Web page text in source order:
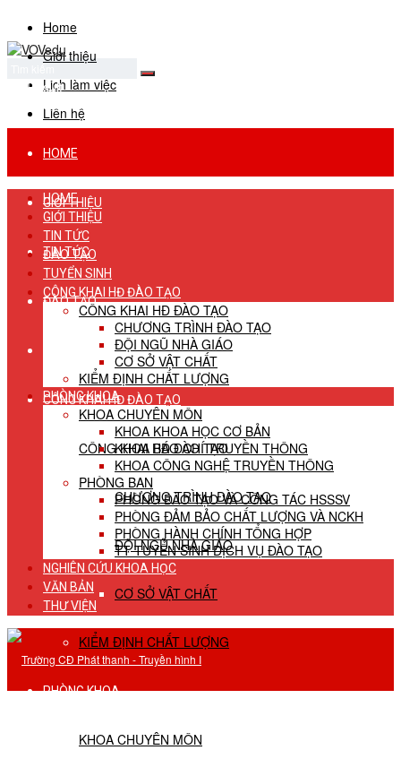
Home
Giới thiệu
Lịch làm việc
Liên hệ
No Result
View All Result
HOME
GIỚI THIỆU
TIN TỨC
ĐÀO TẠO
TUYỂN SINH
CÔNG KHAI HĐ ĐÀO TẠO
CÔNG KHAI HĐ ĐÀO TẠO
CHƯƠNG TRÌNH ĐÀO TẠO
ĐỘI NGŨ NHÀ GIÁO
CƠ SỞ VẬT CHẤT
KIỂM ĐỊNH CHẤT LƯỢNG
PHÒNG KHOA
KHOA CHUYÊN MÔN
HOME
GIỚI THIỆU
TIN TỨC
ĐÀO TẠO
TUYỂN SINH
CÔNG KHAI HĐ ĐÀO TẠO
CÔNG KHAI HĐ ĐÀO TẠO
CHƯƠNG TRÌNH ĐÀO TẠO
ĐỘI NGŨ NHÀ GIÁO
CƠ SỞ VẬT CHẤT
KIỂM ĐỊNH CHẤT LƯỢNG
PHÒNG KHOA
KHOA CHUYÊN MÔN
KHOA KHOA HỌC CƠ BẢN
KHOA BÁO CHÍ TRUYỀN THÔNG
KHOA CÔNG NGHỆ TRUYỀN THÔNG
PHÒNG BAN
PHÒNG ĐÀO TẠO VÀ CÔNG TÁC HSSSV
PHÒNG ĐẢM BẢO CHẤT LƯỢNG VÀ NCKH
PHÒNG HÀNH CHÍNH TỔNG HỢP
TT TUYỂN SINH DỊCH VỤ ĐÀO TẠO
NGHIÊN CỨU KHOA HỌC
VĂN BẢN
THƯ VIỆN